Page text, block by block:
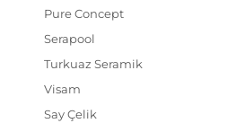
Pure Concept
Serapool
Turkuaz Seramik
Visam
Say Çelik